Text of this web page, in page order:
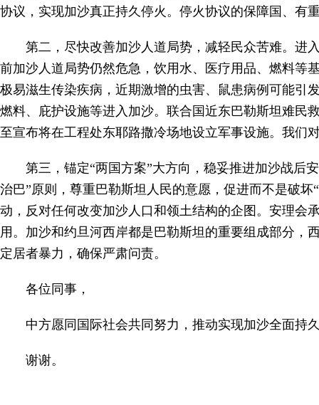
协议，实现加沙真正持久停火。停火协议的保障国、有
第二，尽快改善加沙人道局势，减轻民众苦难。进
前加沙人道局势仍然危急，饮用水、医疗用品、燃料等
极易滋生传染疾病，近期激增的虫害、鼠患病例可能引
燃料、庇护设施等进入加沙。联合国近东巴勒斯坦难民
至宣布将在工程处东耶路撒冷场地设立军事设施。我们
第三，锚定“两国方案”大方向，稳妥推进加沙战后
治巴”原则，尊重巴勒斯坦人民的意愿，促进而不是破
动，反对任何改变加沙人口和领土结构的企图。安理会
用。加沙和约旦河西岸都是巴勒斯坦的重要组成部分，
定居者暴力，确保严肃问责。
各位同事，
中方愿同国际社会共同努力，推动实现加沙全面持
谢谢。